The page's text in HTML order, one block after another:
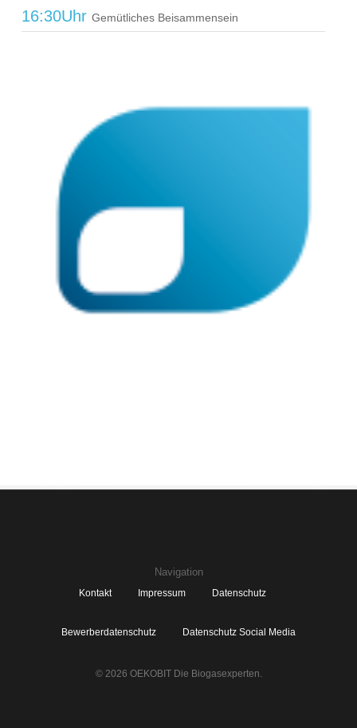
16:30Uhr Gemütliches Beisammensein
Navigation
Kontakt Impressum Datenschutz
Bewerberdatenschutz Datenschutz Social Media
© 2026 OEKOBIT Die Biogasexperten.